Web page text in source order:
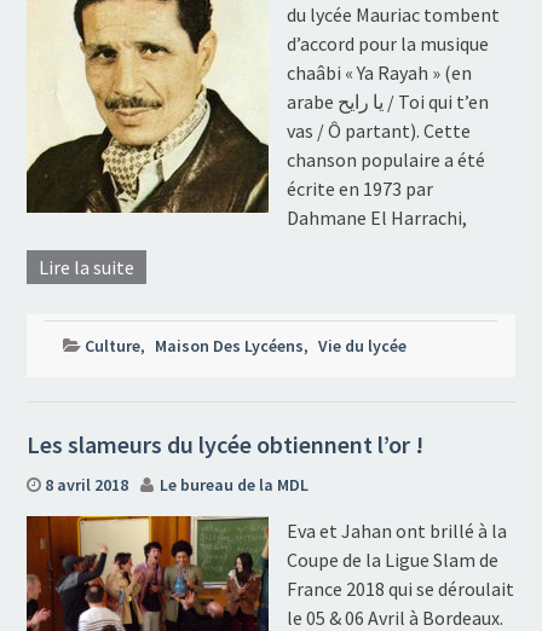
du lycée Mauriac tombent
d’accord pour la musique
chaâbi « Ya Rayah » (en
arabe يا رايح / Toi qui t’en
vas / Ô partant). Cette
chanson populaire a été
écrite en 1973 par
Dahmane El Harrachi,
Lire la suite
Culture, Maison Des Lycéens, Vie du lycée
Les slameurs du lycée obtiennent l’or !
8 avril 2018 Le bureau de la MDL
Eva et Jahan ont brillé à la
Coupe de la Ligue Slam de
France 2018 qui se déroulait
le 05 & 06 Avril à Bordeaux.